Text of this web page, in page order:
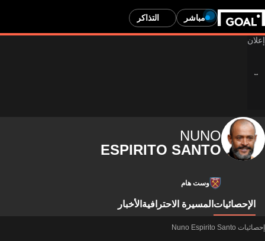
مباشر التذاكر
NUNO
ESPIRITO SANTO
وست هام
الإحصائيات المسيرة الاحترافية الأخبار
إحصائيات Nuno Espirito Santo